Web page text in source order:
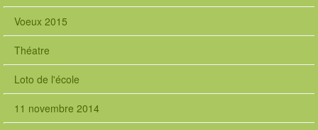
Voeux 2015
Théatre
Loto de l'école
11 novembre 2014